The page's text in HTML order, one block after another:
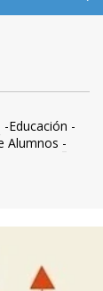
-Educación -
Alumnos -